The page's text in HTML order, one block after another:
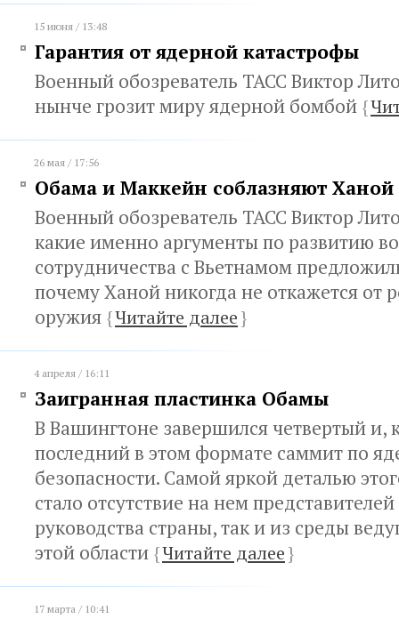
15 июня / 13:48
Гарантия от ядерной катастрофы
Военный обозреватель ТАСС Виктор
нынче грозит миру ядерной бомбой {
26 мая / 17:56
Обама и Маккейн соблазняют Ханой
Военный обозреватель ТАСС Виктор
какие именно аргументы по развитию
сотрудничества с Вьетнамом
почему Ханой никогда не откажется от
оружия {Читайте далее}
4 апреля / 16:11
Заигранная пластинка Обамы
В Вашингтоне завершился четвертый и,
последний в этом формате саммит по
безопасности. Самой яркой деталью
стало отсутствие на нем
руководства страны, так и из среды
этой области {Читайте далее}
17 марта / 10:41